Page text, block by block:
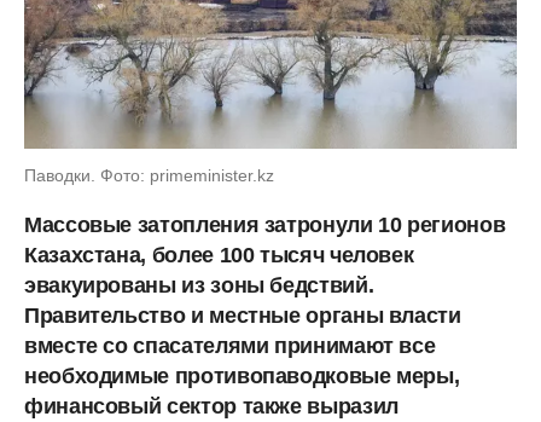
Паводки. Фото: primeminister.kz
Массовые затопления затронули 10 регионов
Казахстана, более 100 тысяч человек
эвакуированы из зоны бедствий.
Правительство и местные органы власти
вместе со спасателями принимают все
необходимые противопаводковые меры,
финансовый сектор также выразил